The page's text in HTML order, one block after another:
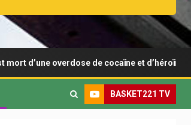
overdose de cocaïne et d’héroïne
BASKET221 TV